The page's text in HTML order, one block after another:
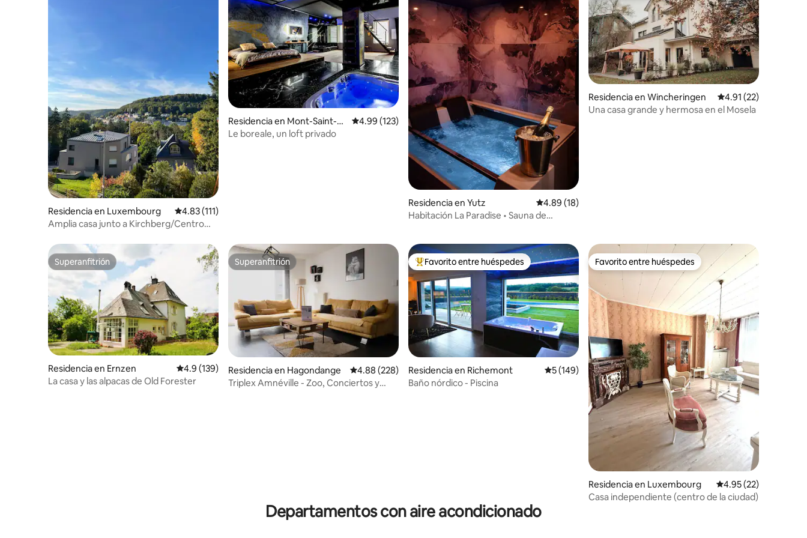
Residencia en Luxembourg Calificación promedio: 4.83 de 5; 111 evaluaciones
4.83 (111)
Amplia casa junto a Kirchberg/Centro
Residencia en Mont-Saint-M
artin
Calificación promedio: 4.99 de 5; 123 evaluaciones
4.99 (123)
Le boreale, un loft privado
Residencia en Yutz Calificación promedio: 4.89 de 5; 18 evaluaciones
4.89 (18)
Habitación La Paradise • Sauna de
Residencia en Wincheringen Calificación
4.91 (22)
Una casa grande y hermosa en el Mosela
Superanfitrión
Superanfitrión
Residencia en Ernzen Calificación promedio: 4.9 de 5; 139 evaluaciones
4.9 (139)
La casa y las alpacas de Old Forester
Superanfitrión
Superanfitrión
Residencia en Hagondange Calificación promedio: 4.88 de 5; 228 evaluaciones
4.88 (228)
Triplex Amnéville - Zoo, Conciertos y
De los mejores en Favorito entre huéspedes
Favorito entre huéspedes
Residencia en Richemont Calificación promedio: 5 de 5; 149 evaluaciones
5 (149)
Baño nórdico - Piscina
Favorito entre huéspedes
Favorito entre huéspedes
Residencia en Luxembourg Calificación
4.95 (22)
Casa independiente (centro de la ciudad)
Departamentos con aire acondicionado